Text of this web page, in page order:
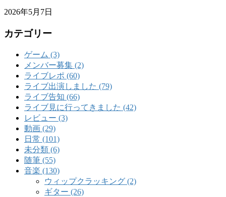
2026年5月7日
カテゴリー
ゲーム (3)
メンバー募集 (2)
ライブレポ (60)
ライブ出演しました (79)
ライブ告知 (66)
ライブ見に行ってきました (42)
レビュー (3)
動画 (29)
日常 (101)
未分類 (6)
随筆 (55)
音楽 (130)
ウィップクラッキング (2)
ギター (26)